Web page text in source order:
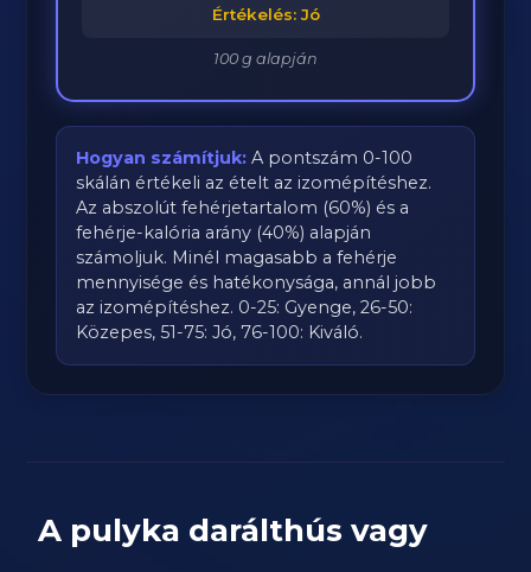
Értékelés: Jó
100 g alapján
Hogyan számítjuk: A pontszám 0-100
skálán értékeli az ételt az izomépítéshez.
Az abszolút fehérjetartalom (60%) és a
fehérje-kalória arány (40%) alapján
számoljuk. Minél magasabb a fehérje
mennyisége és hatékonysága, annál jobb
az izomépítéshez. 0-25: Gyenge, 26-50:
Közepes, 51-75: Jó, 76-100: Kiváló.
A pulyka darálthús vagy